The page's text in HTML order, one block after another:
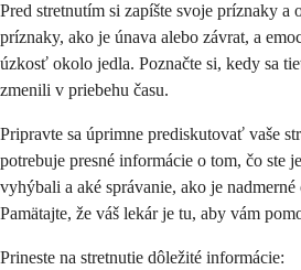
Pred stretnutím si zapíšte svoje príznaky a
príznaky, ako je únava alebo závrat, a
úzkosť okolo jedla. Poznačte si, kedy sa
zmenili v priebehu času.
Pripravte sa úprimne prediskutovať vaše
potrebuje presné informácie o tom, čo ste
vyhýbali a aké správanie, ako je
Pamätajte, že váš lekár je tu, aby vám
Prineste na stretnutie dôležité informácie: